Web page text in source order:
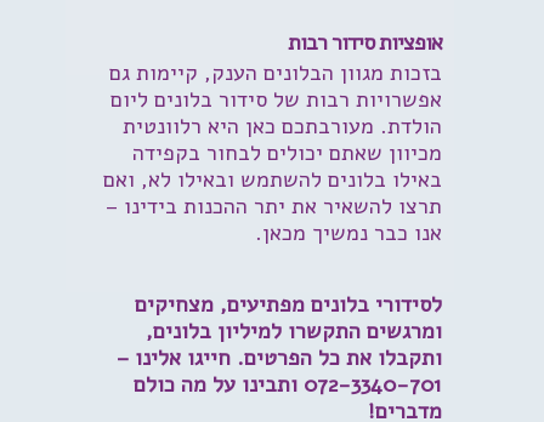
אופציות סידור רבות
בזכות מגוון הבלונים הענק, קיימות גם
אפשרויות רבות של סידור בלונים ליום
הולדת. מעורבתכם כאן היא רלוונטית
מכיוון שאתם יכולים לבחור בקפידה
באילו בלונים להשתמש ובאילו לא, ואם
תרצו להשאיר את יתר ההכנות בידינו –
אנו כבר נמשיך מכאן.
לסידורי בלונים מפתיעים, מצחיקים
ומרגשים התקשרו למיליון בלונים,
ותקבלו את כל הפרטים. חייגו אלינו –
072-3340-701 ותבינו על מה כולם
מדברים!